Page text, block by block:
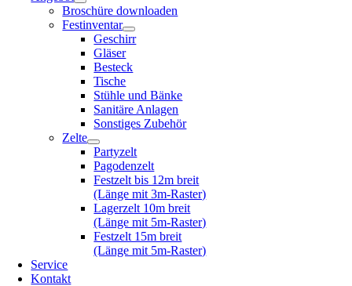
Broschüre downloaden
Festinventar
Geschirr
Gläser
Besteck
Tische
Stühle und Bänke
Sanitäre Anlagen
Sonstiges Zubehör
Zelte
Partyzelt
Pagodenzelt
Festzelt bis 12m breit
(Länge mit 3m-Raster)
Lagerzelt 10m breit
(Länge mit 5m-Raster)
Festzelt 15m breit
(Länge mit 5m-Raster)
Service
Kontakt